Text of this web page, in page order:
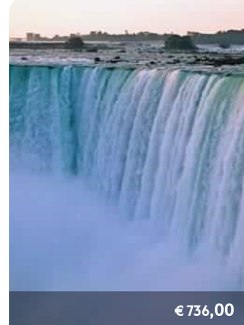
€ 736,00